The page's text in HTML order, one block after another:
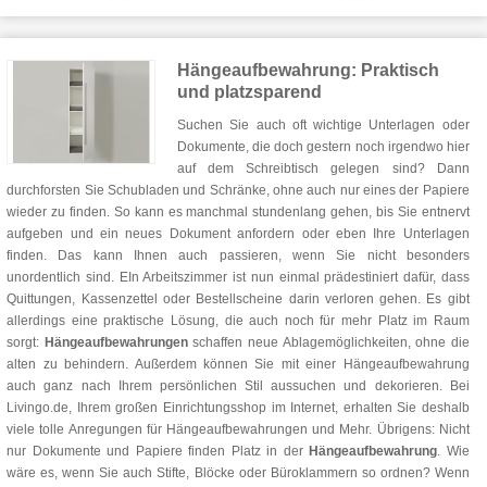
Hängeaufbewahrung: Praktisch
und platzsparend
Suchen Sie auch oft wichtige Unterlagen oder
Dokumente, die doch gestern noch irgendwo hier
auf dem Schreibtisch gelegen sind? Dann
durchforsten Sie Schubladen und Schränke, ohne auch nur eines der Papiere
wieder zu finden. So kann es manchmal stundenlang gehen, bis Sie entnervt
aufgeben und ein neues Dokument anfordern oder eben Ihre Unterlagen
finden. Das kann Ihnen auch passieren, wenn Sie nicht besonders
unordentlich sind. EIn Arbeitszimmer ist nun einmal prädestiniert dafür, dass
Quittungen, Kassenzettel oder Bestellscheine darin verloren gehen. Es gibt
allerdings eine praktische Lösung, die auch noch für mehr Platz im Raum
sorgt: Hängeaufbewahrungenschaffen neue Ablagemöglichkeiten, ohne die
alten zu behindern. Außerdem können Sie mit einer Hängeaufbewahrung
auch ganz nach Ihrem persönlichen Stil aussuchen und dekorieren. Bei
Livingo.de, Ihrem großen Einrichtungsshop im Internet, erhalten Sie deshalb
viele tolle Anregungen für Hängeaufbewahrungen und Mehr. Übrigens: Nicht
nur Dokumente und Papiere finden Platz in derHängeaufbewahrung. Wie
wäre es, wenn Sie auch Stifte, Blöcke oder Büroklammern so ordnen? Wenn